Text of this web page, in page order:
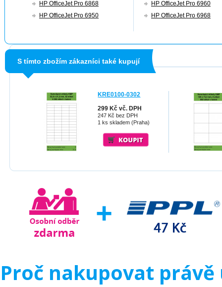
HP OfficeJet Pro 6868
HP OfficeJet Pro 6950
HP OfficeJet Pro 6960
HP OfficeJet Pro 6968
S tímto zbožím zákazníci také kupují
KRE0100-0302
299 Kč vč. DPH
247 Kč bez DPH
1 ks skladem (Praha)
Proč nakupovat právě